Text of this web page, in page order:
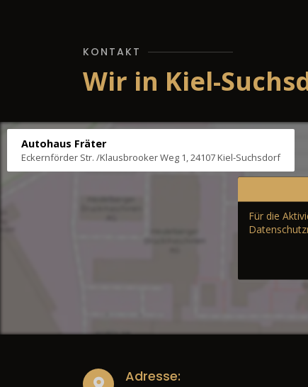
KONTAKT
Wir in Kiel-
Autohaus Fräter
Eckernförder Str. /Klausbrooker Weg 1, 24107 Kiel-Suchsdorf
Für die
Adresse: